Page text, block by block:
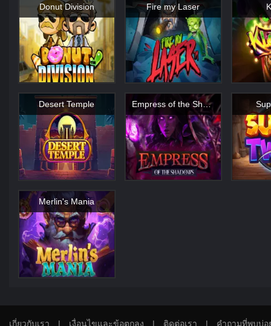
Donut Division Fire my Laser
Desert Temple Empress of the Shadows
Merlin's Mania
เกี่ยวกับเรา | เงื่อนไขและข้อตกลง | ติดต่อเรา | คำถามที่พบบ่อ